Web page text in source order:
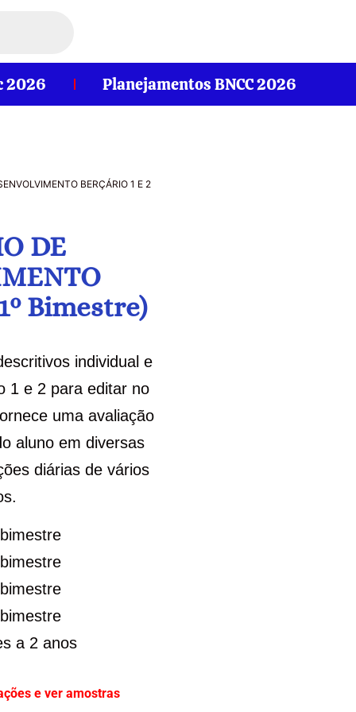
2026 Planejamentos BNCC 2026
BERÇÁRIO 1 E 2
DE
Bimestre)
individual e
1 e 2 para editar no
uma avaliação
aluno em diversas
diárias de vários
a 2 anos
e ver amostras